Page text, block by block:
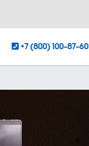
+7 (800) 100-87-60